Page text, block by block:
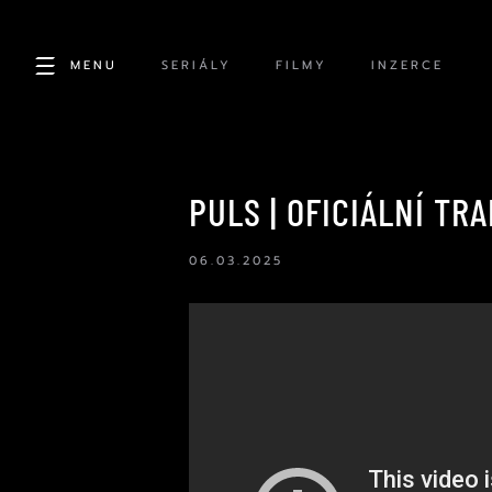
MENU SERIÁLY FILMY INZERCE
PULS | OFICIÁLNÍ
06.03.2025